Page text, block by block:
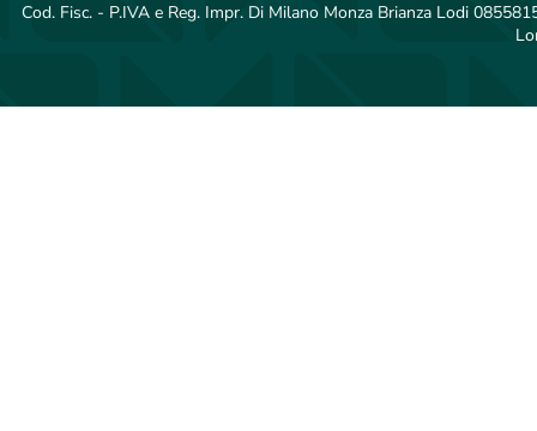
Cod. Fisc. - P.IVA e Reg. Impr. Di Milano Monza Brianza Lodi